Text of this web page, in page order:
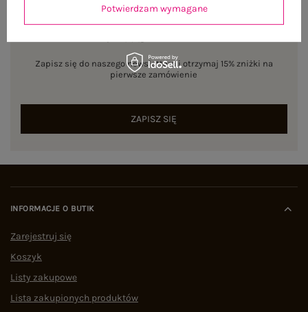
Zapisz się do naszego newslettera i otrzymaj 15% zniżki na
pierwsze zamówienie
ZAPISZ SIĘ
INFORMACJE O BUTIK
Zarejestruj się
Koszyk
Listy zakupowe
Lista zakupionych produktów
Potwierdzam wymagane